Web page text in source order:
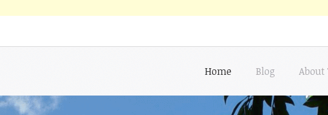
Versión
Última actualización
Instalaciones